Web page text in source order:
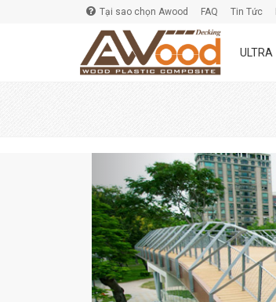
Tại sao chọn Awood FAQ Tin Tức
ULTRA